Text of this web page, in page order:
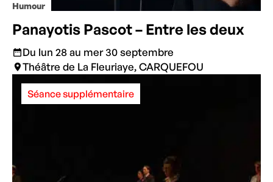
Humour
Panayotis Pascot – Entre les deux
Du lun 28 au mer 30 septembre
Théâtre de La Fleuriaye, CARQUEFOU
Séance supplémentaire